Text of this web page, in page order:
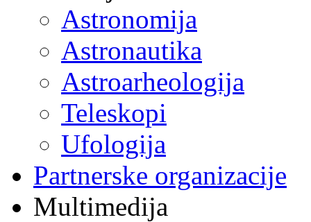
Astronomija
Astronautika
Astroarheologija
Teleskopi
Ufologija
Partnerske organizacije
Multimedija